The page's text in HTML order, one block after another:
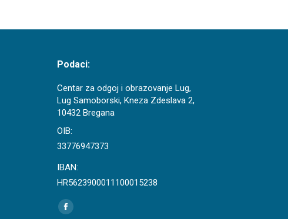
Podaci:
Centar za odgoj i obrazovanje Lug,
Lug Samoborski, Kneza Zdeslava 2,
10432 Bregana
OIB:
33776947373
IBAN:
HR5623900011100015238
Find us on:
Facebook